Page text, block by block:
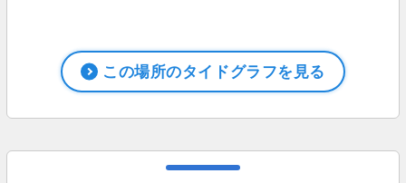
この場所のタイドグラフを見る